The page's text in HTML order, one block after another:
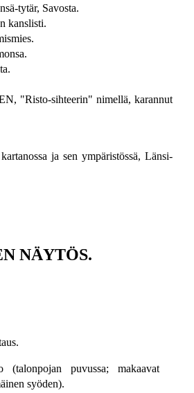
tytär, Savosta.
kanslisti.
"Risto-sihteerin" nimellä, karannut
ja sen ympäristössä, Länsi-
NÄYTÖS.
puvussa; makaavat
syöden).